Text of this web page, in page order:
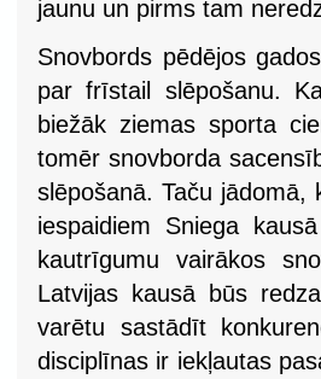
jaunu un pirms tam
Snovbords pēdējos
par frīstail slēpošanu.
biežāk ziemas sporta
tomēr snovborda
slēpošanā. Taču
iespaidiem Sniega
kautrīgumu vairākos
Latvijas kausā būs
varētu sastādīt
disciplīnas ir iekļautas